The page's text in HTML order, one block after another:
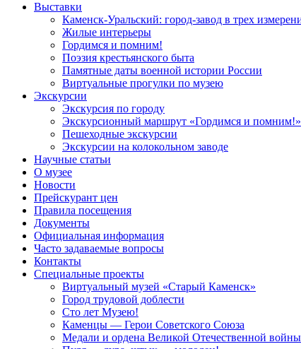
Выставки
Каменск-Уральский: город-завод в трех
Жилые интерьеры
Гордимся и помним!
Поэзия крестьянского быта
Памятные даты военной истории России
Виртуальные прогулки по музею
Экскурсии
Экскурсия по городу
Экскурсионный маршрут «Гордимся и помним!»
Пешеходные экскурсии
Экскурсии на колокольном заводе
Научные статьи
О музее
Новости
Прейскурант цен
Правила посещения
Документы
Официальная информация
Часто задаваемые вопросы
Контакты
Специальные проекты
Виртуальный музей «Старый Каменск»
Город трудовой доблести
Сто лет Музею!
Каменцы — Герои Советского Союза
Медали и ордена Великой Отечественной войны